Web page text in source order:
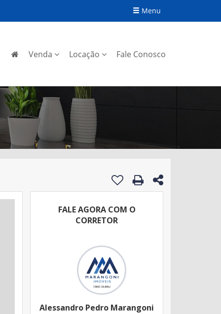
Menu
Venda Locação Fale Conosco
FALE AGORA COM O
CORRETOR
Alessandro Pedro Marangoni